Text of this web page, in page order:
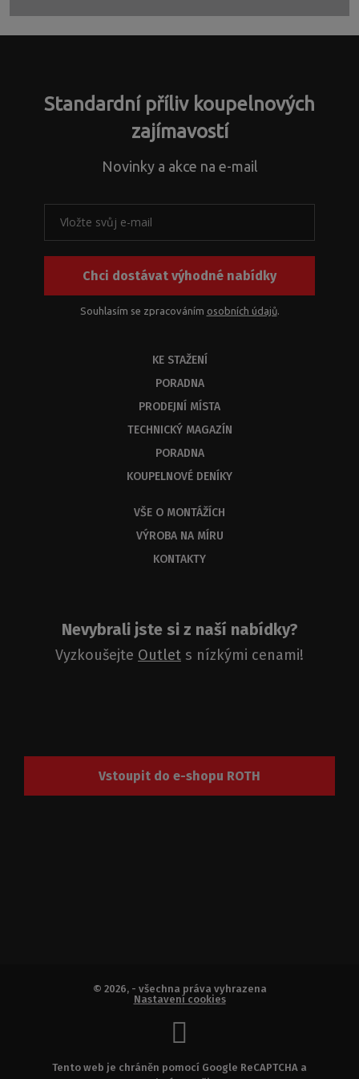
řešení
problematikou
našim
produktům
nebo
kombinací.
se
nepodařilo
Standardní příliv koupelnových
zajímavostí
Novinky a akce na e-mail
Chci dostávat výhodné nabídky
Souhlasím se zpracováním osobních údajů.
KE STAŽENÍ
PORADNA
PRODEJNÍ MÍSTA
TECHNICKÝ MAGAZÍN
PORADNA
KOUPELNOVÉ DENÍKY
VŠE O MONTÁŽÍCH
VÝROBA NA MÍRU
KONTAKTY
Nevybrali jste si z naší nabídky?
Vyzkoušejte Outlet s nízkými cenami!
Vstoupit do e-shopu ROTH
© 2026, - všechna práva vyhrazena
Nastavení cookies
Tento web je chráněn pomocí Google ReCAPTCHA a